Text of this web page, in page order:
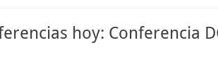
hoy: Conferencia